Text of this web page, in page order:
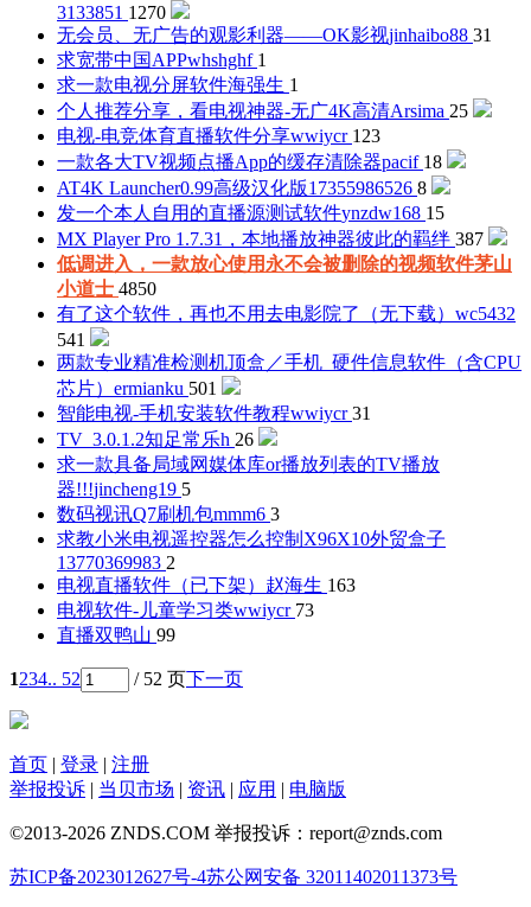
3133851 1270
无会员、无广告的观影利器——OK影视jinhaibo88 31
求宽带中国APPwhshghf 1
求一款电视分屏软件海强生 1
个人推荐分享，看电视神器-无广4K高清Arsima 25
电视-电竞体育直播软件分享wwiycr 123
一款各大TV视频点播App的缓存清除器pacif 18
AT4K Launcher0.99高级汉化版17355986526 8
发一个本人自用的直播源测试软件ynzdw168 15
MX Player Pro 1.7.31，本地播放神器彼此的羁绊 387
低调进入，一款放心使用永不会被删除的视频软件茅山
小道士 4850
有了这个软件，再也不用去电影院了（无下载） wc5432
541
两款专业精准检测机顶盒／手机_硬件信息软件（含CPU
芯片） ermianku 501
智能电视-手机安装软件教程wwiycr 31
TV_3.0.1.2知足常乐h 26
求一款具备局域网媒体库or播放列表的TV播放
器!!!jincheng19 5
数码视讯Q7刷机包mmm6 3
求教小米电视遥控器怎么控制X96X10外贸盒子
13770369983 2
电视直播软件（已下架） 赵海生 163
电视软件-儿童学习类wwiycr 73
直播双鸭山 99
1234.. 52 / 52 页下一页
首页 | 登录 | 注册
举报投诉 | 当贝市场 | 资讯 | 应用 | 电脑版
©2013-2026 ZNDS.COM 举报投诉：report@znds.com
苏ICP备2023012627号-4苏公网安备 32011402011373号